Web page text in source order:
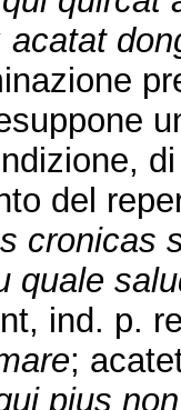
acatat
del
cronicas
quale
ind. p.
;
pius